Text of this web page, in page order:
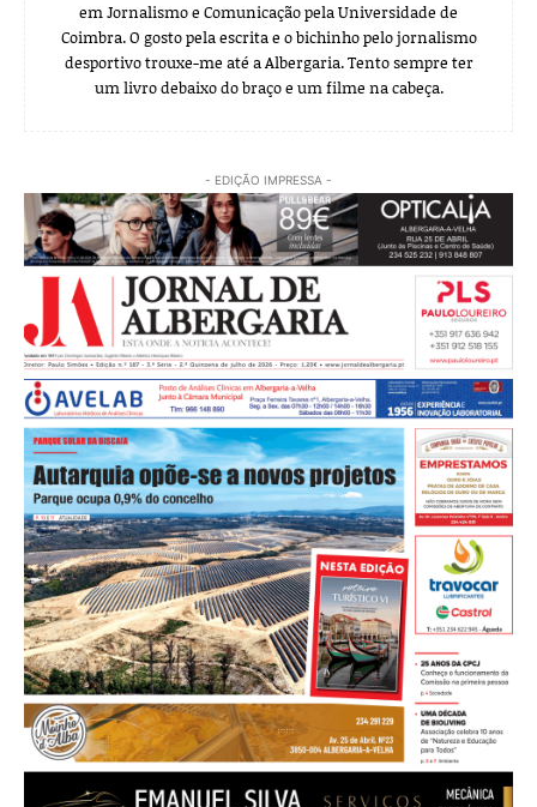
em Jornalismo e Comunicação pela Universidade de
Coimbra. O gosto pela escrita e o bichinho pelo jornalismo
desportivo trouxe-me até a Albergaria. Tento sempre ter
um livro debaixo do braço e um filme na cabeça.
- EDIÇÃO IMPRESSA -